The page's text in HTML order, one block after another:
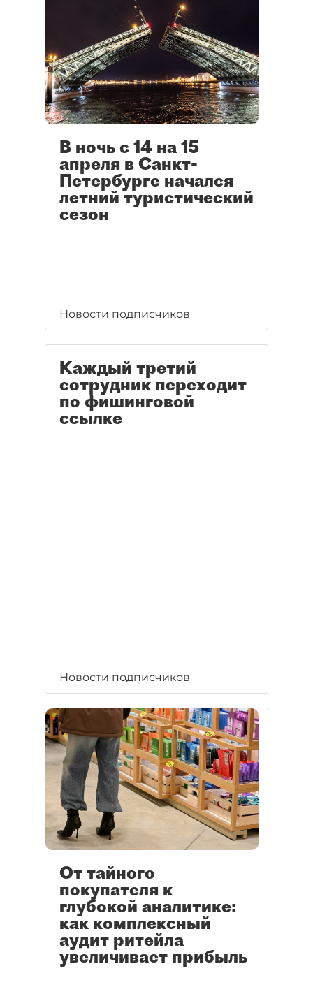
В ночь с 14 на 15
апреля в Санкт-
Петербурге начался
летний туристический
сезон
Новости подписчиков
Каждый третий
сотрудник переходит
по фишинговой
ссылке
Новости подписчиков
От тайного
покупателя к
глубокой аналитике:
как комплексный
аудит ритейла
увеличивает прибыль